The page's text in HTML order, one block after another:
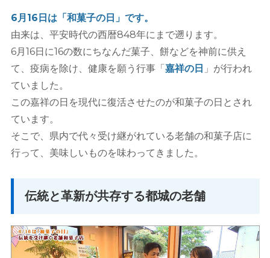
6月16日は「和菓子の日」です。
由来は、平安時代の西暦848年にまで遡ります。
6月16日に16の数にちなんだ菓子、餅などを神前に供え
て、疫病を除け、健康を願う行事「嘉祥の日 」が行われ
ていました。
この嘉祥の日を現代に復活させたのが和菓子の日とされ
ています。
そこで、県内で代々受け継がれている老舗の和菓子店に
行って、美味しいものを味わってきました。
伝統と革新が共存する都城の老舗